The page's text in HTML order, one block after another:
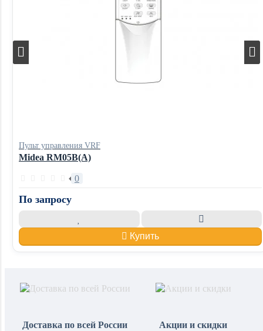
Пульт управления VRF
Midea RM05B(A)
0
По запросу
Купить
Доставка по всей России
Акции и скидки